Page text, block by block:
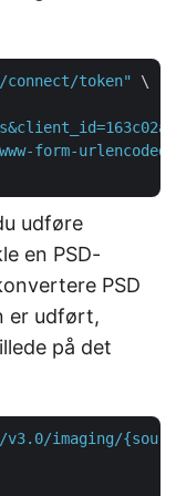
token"
\
form-urlencoded"
udføre
en PSD-
PSD
er udført,
på det
imaging/